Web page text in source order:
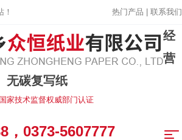
热门产品 | 联系我们
经
营
无碳复写纸
国家技术监督权威部门认证
，0373-5607777